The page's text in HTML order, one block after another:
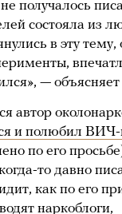
получалось
состояла из
в эту
—
автор
и полюбил
по его
то давно
как по его
наркоблоги,